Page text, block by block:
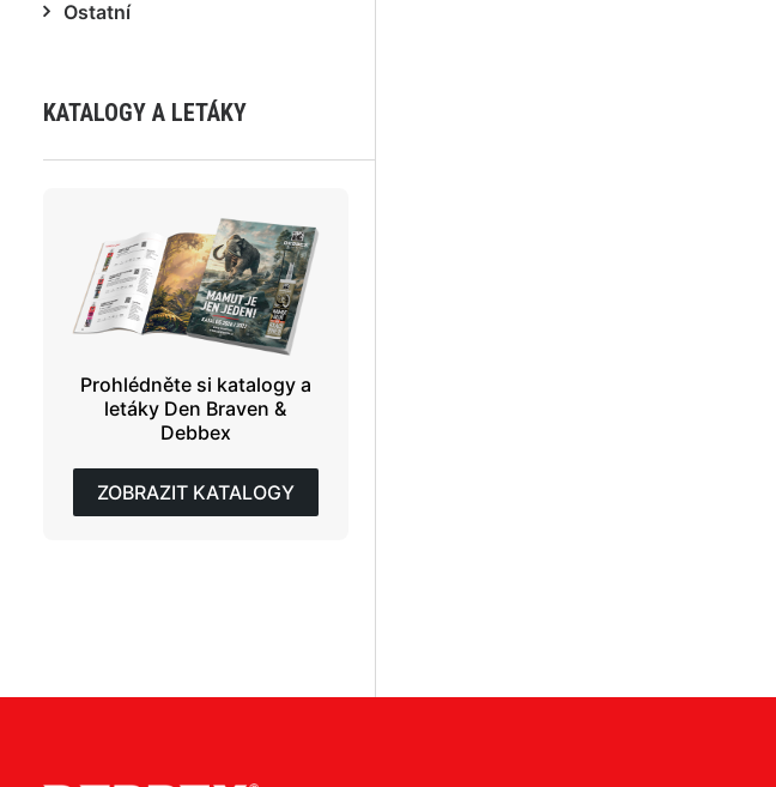
Ostatní
KATALOGY A LETÁKY
Prohlédněte si katalogy a
letáky Den Braven &
Debbex
ZOBRAZIT KATALOGY